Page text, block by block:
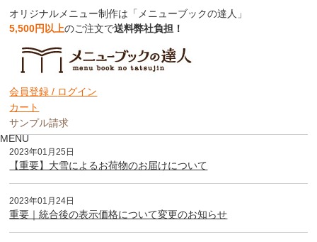
オリジナルメニュー制作は「メニューブックの達人」
5,500円以上のご注文で送料弊社負担！
会員登録 / ログイン
カート
サンプル請求
MENU
お知らせ一覧
2023年01月25日
【重要】大雪によるお荷物のお届けについて
2023年01月24日
重要｜統合後の表示価格について変更のお知らせ